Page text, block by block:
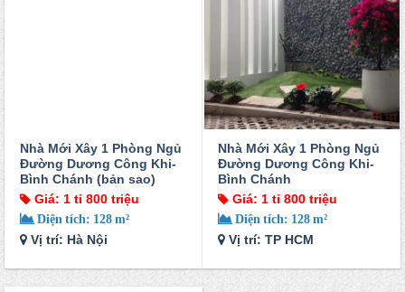
Nhà Mới Xây 1 Phòng Ngủ
Đường Dương Công Khi-
Bình Chánh (bản sao)
Giá: 1 tỉ 800 triệu
Diện tích: 128 m²
Vị trí: Hà Nội
Nhà Mới Xây 1 Phòng Ngủ
Đường Dương Công Khi-
Bình Chánh
Giá: 1 tỉ 800 triệu
Diện tích: 128 m²
Vị trí: TP HCM